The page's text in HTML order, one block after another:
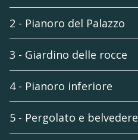
2 - Pianoro del Palazzo
3 - Giardino delle rocce
4 - Pianoro inferiore
5 - Pergolato e belvedere